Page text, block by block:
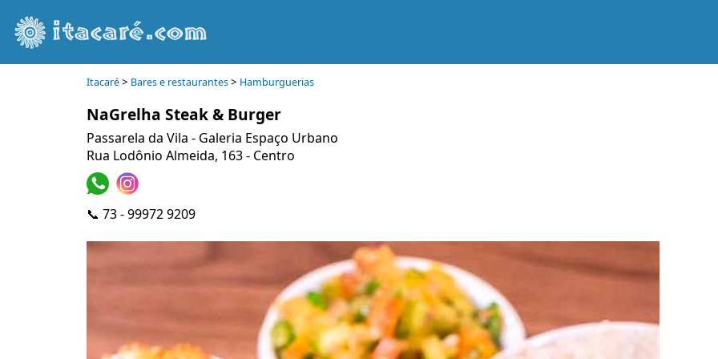
Itacaré> Bares e restaurantes> Hamburguerias
NaGrelha Steak & Burger
Passarela da Vila - Galeria Espaço Urbano
Rua Lodônio Almeida, 163 - Centro
📞 73 - 99972 9209